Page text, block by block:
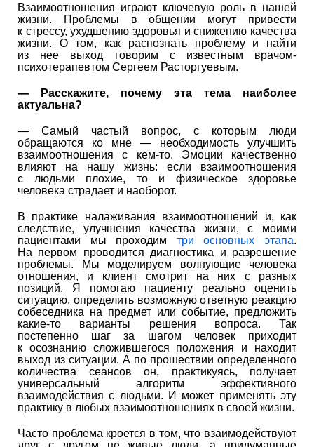
Взаимоотношения играют ключевую роль в нашей
жизни. Проблемы в общении могут привести
к стрессу, ухудшению здоровья и снижению качества
жизни. О том, как распознать проблему и найти
из нее выход говорим с известным врачом-
психотерапевтом Сергеем Расторгуевым.
— Расскажите, почему эта тема наиболее
актуальна?
— Самый частый вопрос, с которым люди
обращаются ко мне — необходимость улучшить
взаимоотношения с кем-то. Эмоции качественно
влияют на нашу жизнь: если взаимоотношения
с людьми плохие, то и физическое здоровье
человека страдает и наоборот.
В практике налаживания взаимоотношений и, как
следствие, улучшения качества жизни, с моими
пациентами мы проходим три основных этапа.
На первом проводится диагностика и разрешение
проблемы. Мы моделируем волнующие человека
отношения, и клиент смотрит на них с разных
позиций. Я помогаю пациенту реально оценить
ситуацию, определить возможную ответную реакцию
собеседника на предмет или событие, предложить
какие-то варианты решения вопроса. Так
постепенно шаг за шагом человек приходит
к осознанию сложившегося положения и находит
выход из ситуации. А по прошествии определенного
количества сеансов он, практикуясь, получает
универсальный алгоритм эффективного
взаимодействия с людьми. И может применять эту
практику в любых взаимоотношениях в своей жизни.
Часто проблема кроется в том, что взаимодействуют